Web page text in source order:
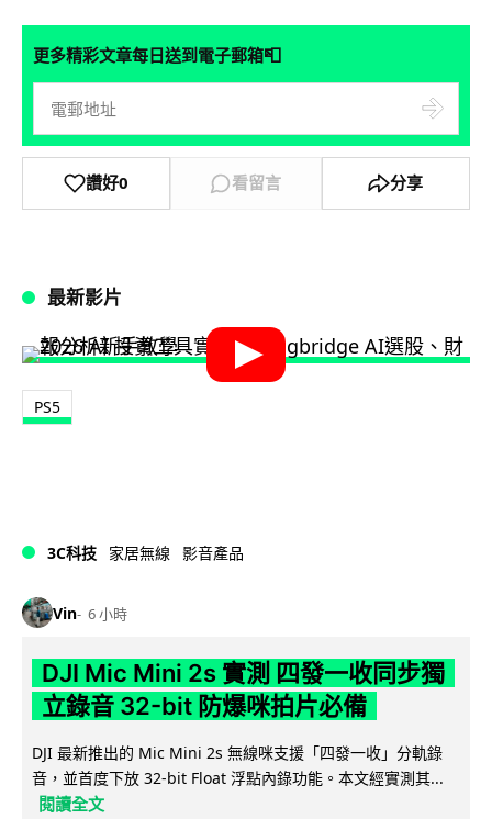
更多精彩文章每日送到電子郵箱📮
讚好0 看留言 分享
最新影片
PS5
3C科技 家居無線 影音產品
Vin 6 小時
DJI Mic Mini 2s 實測 四發一收同步獨
立錄音 32-bit 防爆咪拍片必備
DJI 最新推出的 Mic Mini 2s 無線咪支援「四發一收」分軌錄
音，並首度下放 32-bit Float 浮點內錄功能。本文經實測其...
閱讀全文